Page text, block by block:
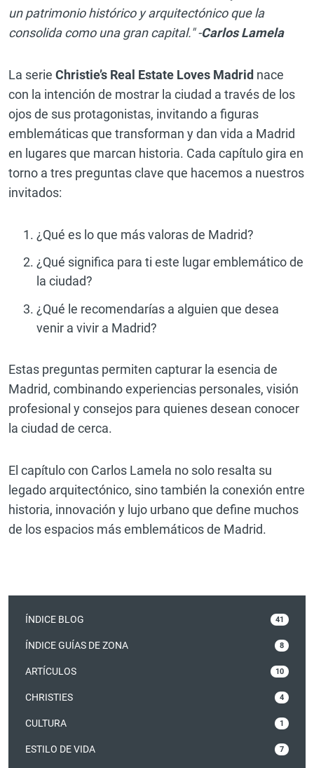
un patrimonio histórico y arquitectónico que la
consolida como una gran capital." -Carlos Lamela
La serie Christie’s Real Estate Loves Madrid nace
con la intención de mostrar la ciudad a través de los
ojos de sus protagonistas, invitando a figuras
emblemáticas que transforman y dan vida a Madrid
en lugares que marcan historia. Cada capítulo gira en
torno a tres preguntas clave que hacemos a nuestros
invitados:
¿Qué es lo que más valoras de Madrid?
¿Qué significa para ti este lugar emblemático de
la ciudad?
¿Qué le recomendarías a alguien que desea
venir a vivir a Madrid?
Estas preguntas permiten capturar la esencia de
Madrid, combinando experiencias personales, visión
profesional y consejos para quienes desean conocer
la ciudad de cerca.
El capítulo con Carlos Lamela no solo resalta su
legado arquitectónico, sino también la conexión entre
historia, innovación y lujo urbano que define muchos
de los espacios más emblemáticos de Madrid.
ÍNDICE BLOG 41
ÍNDICE GUÍAS DE ZONA 8
ARTÍCULOS 10
CHRISTIES 4
CULTURA 1
ESTILO DE VIDA 7